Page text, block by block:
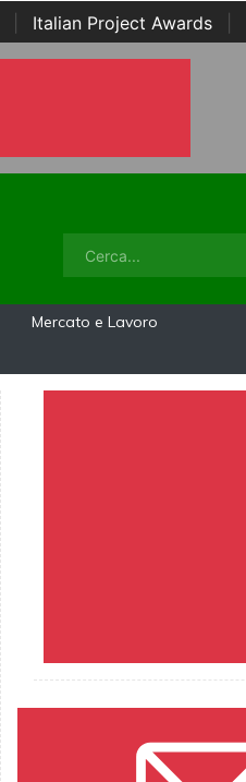
Italian Project Awards
Mercato e Lavoro